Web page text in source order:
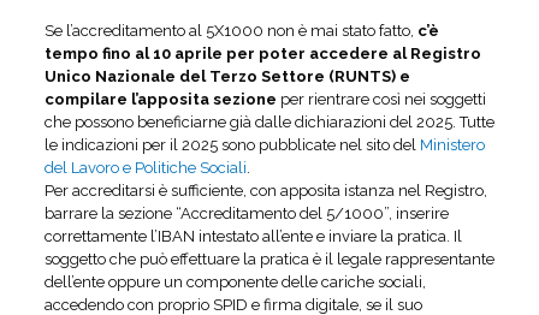
Se l’accreditamento al 5X1000 non è mai stato fatto, c’è
tempo fino al 10 aprile per poter accedere al Registro
Unico Nazionale del Terzo Settore (RUNTS) e
compilare l’apposita sezione per rientrare così nei soggetti
che possono beneficiarne già dalle dichiarazioni del 2025. Tutte
le indicazioni per il 2025 sono pubblicate nel sito del Ministero
del Lavoro e Politiche Sociali.
Per accreditarsi è sufficiente, con apposita istanza nel Registro,
barrare la sezione “Accreditamento del 5/1000”, inserire
correttamente l’IBAN intestato all’ente e inviare la pratica. Il
soggetto che può effettuare la pratica è il legale rappresentante
dell’ente oppure un componente delle cariche sociali,
accedendo con proprio SPID e firma digitale, se il suo